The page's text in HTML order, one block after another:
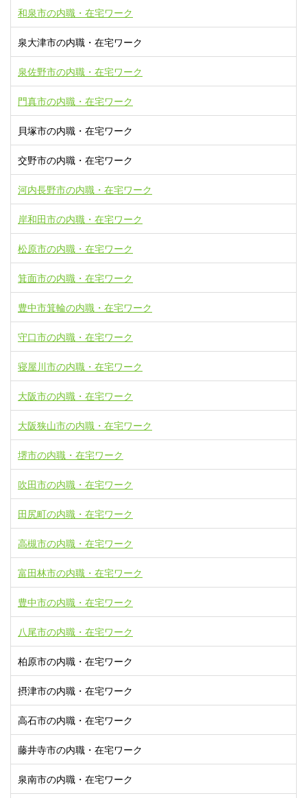
和泉市の内職・在宅ワーク
泉大津市の内職・在宅ワーク
泉佐野市の内職・在宅ワーク
門真市の内職・在宅ワーク
貝塚市の内職・在宅ワーク
交野市の内職・在宅ワーク
河内長野市の内職・在宅ワーク
岸和田市の内職・在宅ワーク
松原市の内職・在宅ワーク
箕面市の内職・在宅ワーク
豊中市箕輪の内職・在宅ワーク
守口市の内職・在宅ワーク
寝屋川市の内職・在宅ワーク
大阪市の内職・在宅ワーク
大阪狭山市の内職・在宅ワーク
堺市の内職・在宅ワーク
吹田市の内職・在宅ワーク
田尻町の内職・在宅ワーク
高槻市の内職・在宅ワーク
富田林市の内職・在宅ワーク
豊中市の内職・在宅ワーク
八尾市の内職・在宅ワーク
柏原市の内職・在宅ワーク
摂津市の内職・在宅ワーク
高石市の内職・在宅ワーク
藤井寺市の内職・在宅ワーク
泉南市の内職・在宅ワーク